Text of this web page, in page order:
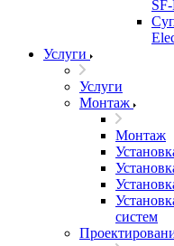
Услуги
Услуги
Монтаж
Монтаж
систем